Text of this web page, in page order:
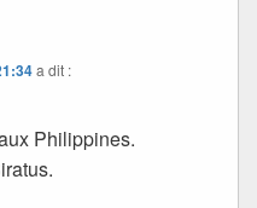
a dit :
Philippines.